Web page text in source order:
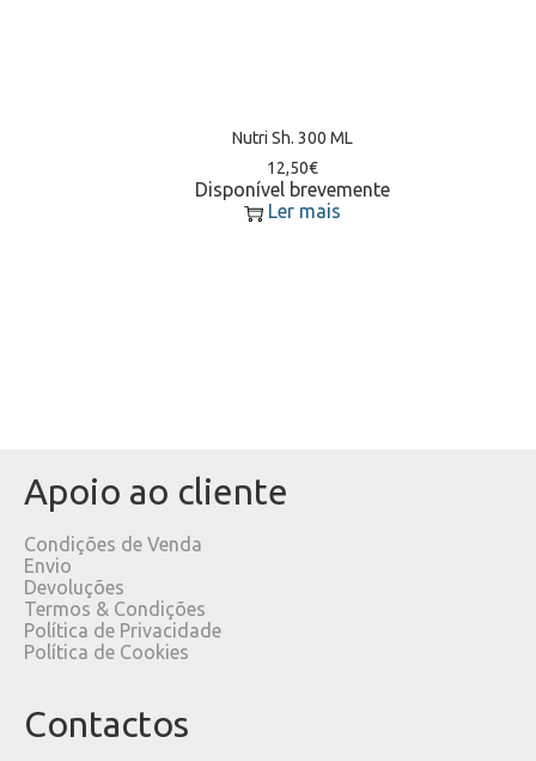
Nutri Sh. 300 ML
12,50€
Disponível brevemente
Ler mais
Apoio ao cliente
Condições de Venda
Envio
Devoluções
Termos & Condições
Política de Privacidade
Política de Cookies
Contactos